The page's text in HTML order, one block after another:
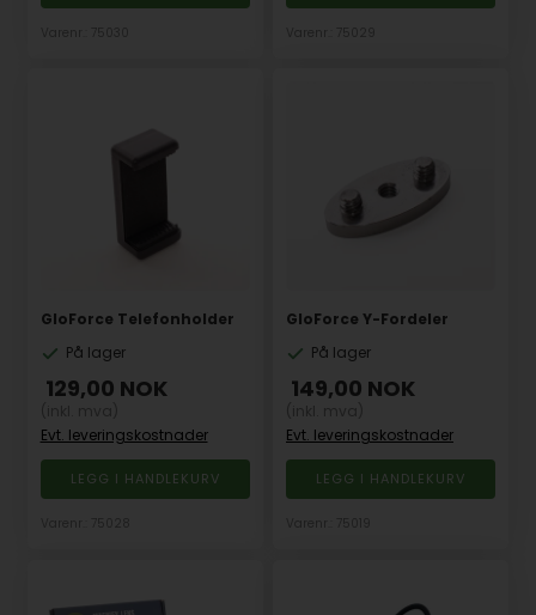
GloForce Telefonholder
På lager
129,00 NOK
Evt. leveringskostnader
GloForce Y-Fordeler
På lager
149,00 NOK
Evt. leveringskostnader